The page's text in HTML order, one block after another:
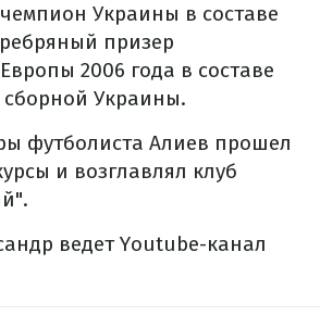
Украины в составе
призер
2006 года в составе
Украины.
футболиста Алиев прошел
и возглавлял клуб
ведет Youtube-канал